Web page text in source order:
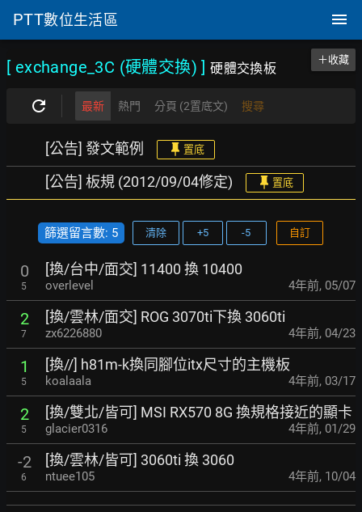
PTT數位生活區
[ exchange_3C (硬體交換) ]硬體交換板
＋收藏
最新 熱門 分頁 (2置底文) 搜尋
[公告] 發文範例 置底
[公告] 板規 (2012/09/04修定) 置底
篩選留言數: 5 清除 +5 -5 自訂
0
5
[換/台中/面交] 11400 換 10400
overlevel 4年前, 05/07
2
7
[換/雲林/面交] ROG 3070ti下換 3060ti
zx6226880 4年前, 04/23
1
5
[換//] h81m-k換同腳位itx尺寸的主機板
koalaala 4年前, 03/17
2
5
[換/雙北/皆可] MSI RX570 8G 換規格接近的顯卡
glacier0316 4年前, 01/29
-2
6
[換/雲林/皆可] 3060ti 換 3060
ntuee105 4年前, 10/04